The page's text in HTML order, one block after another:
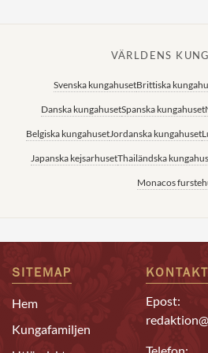
VÄRLDENS
Svenska kungahusetBrittiska
Danska kungahusetSpanska kungahuset
Belgiska kungahusetJordanska kungahuset
Japanska kejsarhusetThailändska
Monacos
SITEMAP
Hem
Kungafamiljen
Epost: